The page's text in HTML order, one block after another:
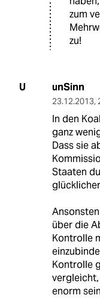
zum
zu!
U unSinn
23.12.2013,
In den
ganz
Dass sie
Staaten
über die
Kontrolle
Kontrolle
enorm